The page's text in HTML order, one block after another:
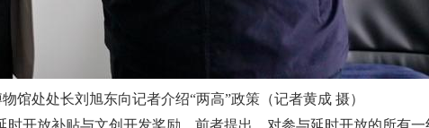
馆处处长刘旭东向记者介绍“两高”政策（记者黄成 摄）